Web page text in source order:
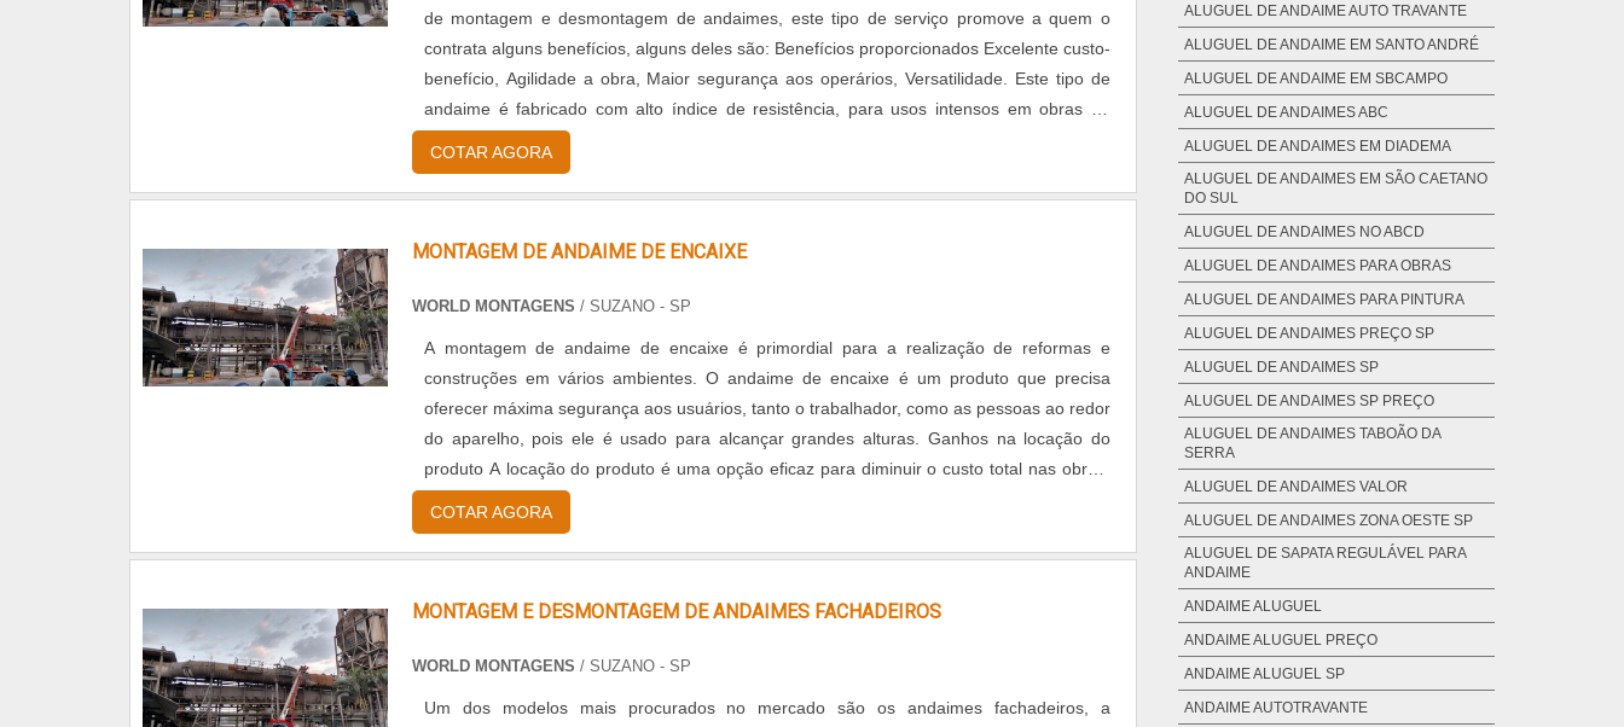
de montagem e desmontagem de andaimes, este tipo de serviço promove a quem o
contrata alguns benefícios, alguns deles são: Benefícios proporcionados Excelente custo-
benefício, Agilidade a obra, Maior segurança aos operários, Versatilidade. Este tipo de
andaime é fabricado com alto índice de resistência, para usos intensos em obras de
construção em geral,...
COTAR AGORA
MONTAGEM DE ANDAIME DE ENCAIXE
WORLD MONTAGENS / SUZANO - SP
A montagem de andaime de encaixe é primordial para a realização de reformas e
construções em vários ambientes. O andaime de encaixe é um produto que precisa
oferecer máxima segurança aos usuários, tanto o trabalhador, como as pessoas ao redor
do aparelho, pois ele é usado para alcançar grandes alturas. Ganhos na locação do
produto A locação do produto é uma opção eficaz para diminuir o custo total nas obras,
assim como nas manutenções i...
COTAR AGORA
MONTAGEM E DESMONTAGEM DE ANDAIMES FACHADEIROS
WORLD MONTAGENS / SUZANO - SP
Um dos modelos mais procurados no mercado são os andaimes fachadeiros, a
ALUGUEL DE ANDAIME AUTO TRAVANTE
ALUGUEL DE ANDAIME EM SANTO ANDRÉ
ALUGUEL DE ANDAIME EM SBCAMPO
ALUGUEL DE ANDAIMES ABC
ALUGUEL DE ANDAIMES EM DIADEMA
ALUGUEL DE ANDAIMES EM SÃO CAETANO
DO SUL
ALUGUEL DE ANDAIMES NO ABCD
ALUGUEL DE ANDAIMES PARA OBRAS
ALUGUEL DE ANDAIMES PARA PINTURA
ALUGUEL DE ANDAIMES PREÇO SP
ALUGUEL DE ANDAIMES SP
ALUGUEL DE ANDAIMES SP PREÇO
ALUGUEL DE ANDAIMES TABOÃO DA
SERRA
ALUGUEL DE ANDAIMES VALOR
ALUGUEL DE ANDAIMES ZONA OESTE SP
ALUGUEL DE SAPATA REGULÁVEL PARA
ANDAIME
ANDAIME ALUGUEL
ANDAIME ALUGUEL PREÇO
ANDAIME ALUGUEL SP
ANDAIME AUTOTRAVANTE